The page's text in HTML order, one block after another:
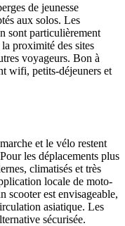
de jeunesse
aux solos. Les
sont particulièrement
proximité des sites
voyageurs. Bon à
wifi, petits-déjeuners et
et le vélo restent
les déplacements plus
climatisés et très
locale de moto-
scooter est envisageable,
asiatique. Les
sécurisée.